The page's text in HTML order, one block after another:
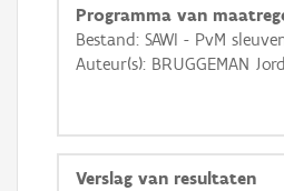
+ −
Programma van
Bestand: SAWI - PvM
Auteur(s): BRUGGEMAN
Verslag van resultaten